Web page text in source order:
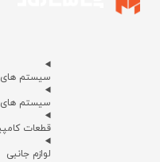
سیستم های
سیستم
قطعات
لوازم جانبی